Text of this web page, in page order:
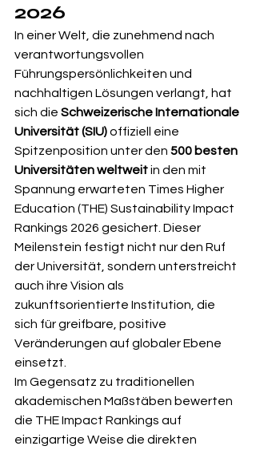
2026
In einer Welt, die zunehmend nach
verantwortungsvollen
Führungspersönlichkeiten und
nachhaltigen Lösungen verlangt, hat
sich die Schweizerische Internationale
Universität (SIU) offiziell eine
Spitzenposition unter den 500 besten
Universitäten weltweit in den mit
Spannung erwarteten Times Higher
Education (THE) Sustainability Impact
Rankings 2026 gesichert. Dieser
Meilenstein festigt nicht nur den Ruf
der Universität, sondern unterstreicht
auch ihre Vision als
zukunftsorientierte Institution, die
sich für greifbare, positive
Veränderungen auf globaler Ebene
einsetzt.
Im Gegensatz zu traditionellen
akademischen Maßstäben bewerten
die THE Impact Rankings auf
einzigartige Weise die direkten